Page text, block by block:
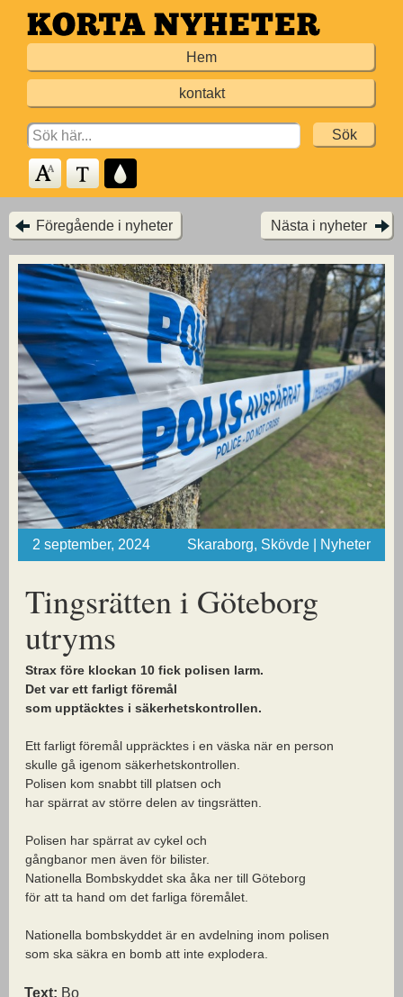
Hoppa
till
Hem
kontakt
Search
for:
Föregående i nyheter Nästa i nyheter
2 september, 2024 Skaraborg, Skövde | Nyheter
Tingsrätten i Göteborg
utryms
Strax före klockan 10 fick polisen larm.
Det var ett farligt föremål
som upptäcktes i säkerhetskontrollen.
Ett farligt föremål uppräcktes i en väska när en person
skulle gå igenom säkerhetskontrollen.
Polisen kom snabbt till platsen och
har spärrat av större delen av tingsrätten.
Polisen har spärrat av cykel och
gångbanor men även för bilister.
Nationella Bombskyddet ska åka ner till Göteborg
för att ta hand om det farliga föremålet.
Nationella bombskyddet är en avdelning inom polisen
som ska säkra en bomb att inte explodera.
Text: Bo